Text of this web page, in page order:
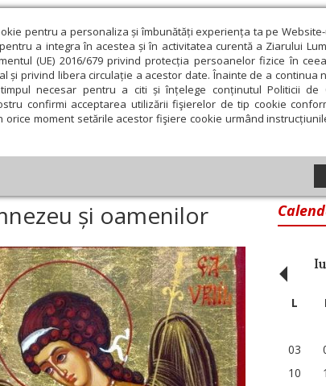
pentru a personaliza și îmbunătăți experiența ta pe
a integra în acestea și în activitatea curentă a Ziarului
(UE) 2016/679 privind protecția persoanelor fizice în
și privind libera circulație a acestor date. Înainte de a continua
necesar pentru a citi și înțelege conținutul Politicii de
confirmi acceptarea utilizării fişierelor de tip cookie
orice moment setările acestor fişiere cookie urmând
Educaţie și Cultură Societate
și oamenilor
și oamenilor
Martie Aprilie Mai ‹ L
03
10